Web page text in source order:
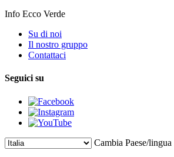
Info Ecco Verde
Su di noi
Il nostro gruppo
Contattaci
Seguici su
Cambia Paese/lingua